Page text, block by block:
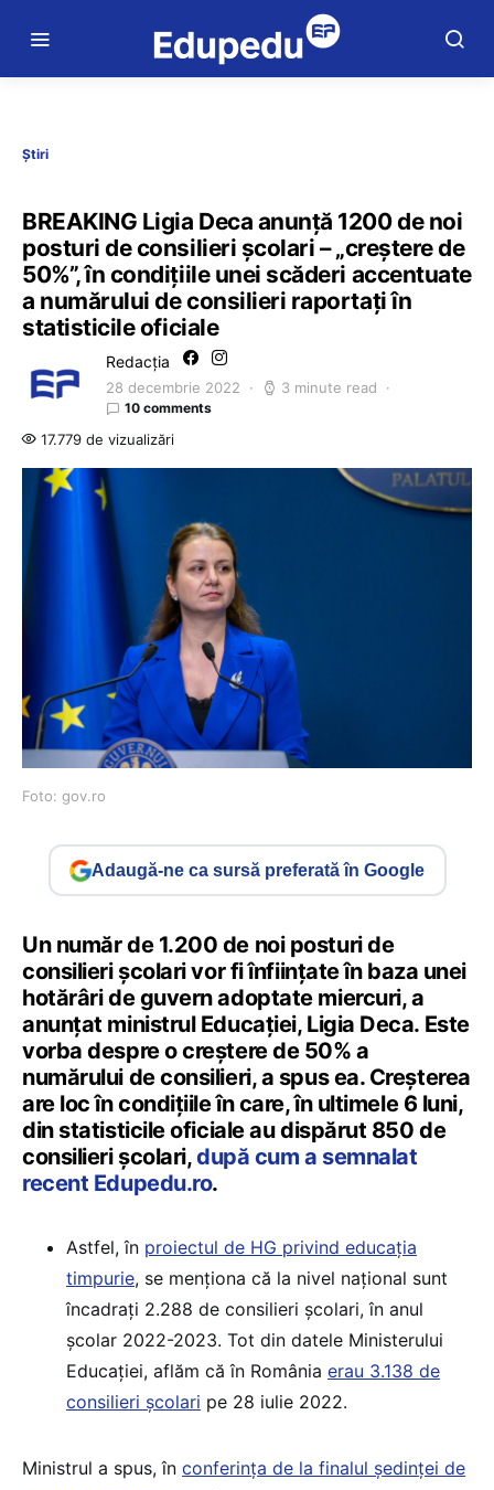
Știri
BREAKING Ligia Deca anunță 1200 de noi
posturi de consilieri școlari – „creștere de
50%”, în condițiile unei scăderi accentuate
a numărului de consilieri raportați în
statisticile oficiale
Redacția
28 decembrie 2022 3 minute read
10 comments
17.779 de vizualizări
Foto: gov.ro
Adaugă-ne ca sursă preferată în Google
Un număr de 1.200 de noi posturi de
consilieri școlari vor fi înființate în baza unei
hotărâri de guvern adoptate miercuri, a
anunțat ministrul Educației, Ligia Deca. Este
vorba despre o creștere de 50% a
numărului de consilieri, a spus ea. Creșterea
are loc în condițiile în care, în ultimele 6 luni,
din statisticile oficiale au dispărut 850 de
consilieri școlari,după cum a semnalat
recent Edupedu.ro.
Astfel, în proiectul de HG privind educația
timpurie, se menționa că la nivel național sunt
încadrați 2.288 de consilieri școlari, în anul
școlar 2022-2023. Tot din datele Ministerului
Educației, aflăm că în România erau 3.138 de
consilieri școlari pe 28 iulie 2022.
Ministrul a spus, în conferința de la finalul ședinței de